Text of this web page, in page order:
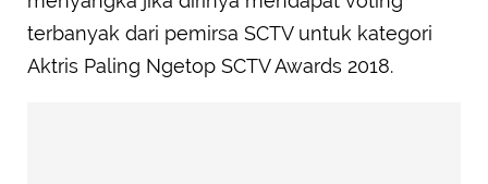
terbanyak dari pemirsa SCTV untuk kategori
Aktris Paling Ngetop SCTV Awards 2018.